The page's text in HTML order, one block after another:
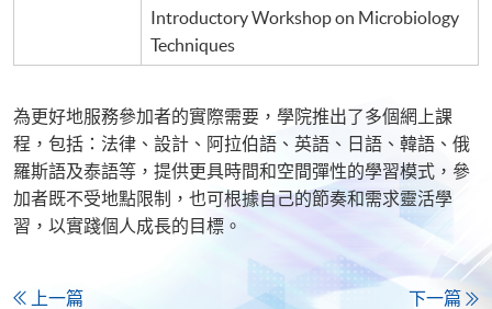
Introductory Workshop on Microbiology
Techniques
為更好地服務參加者的實際需要，學院推出了多個網上課
程，包括：法律、設計、阿拉伯語、英語、日語、韓語、俄
羅斯語及泰語等，提供更具時間和空間彈性的學習模式，參
加者既不受地點限制，也可根據自己的節奏和需求靈活學
習，以實踐個人成長的目標。
上一篇 下一篇